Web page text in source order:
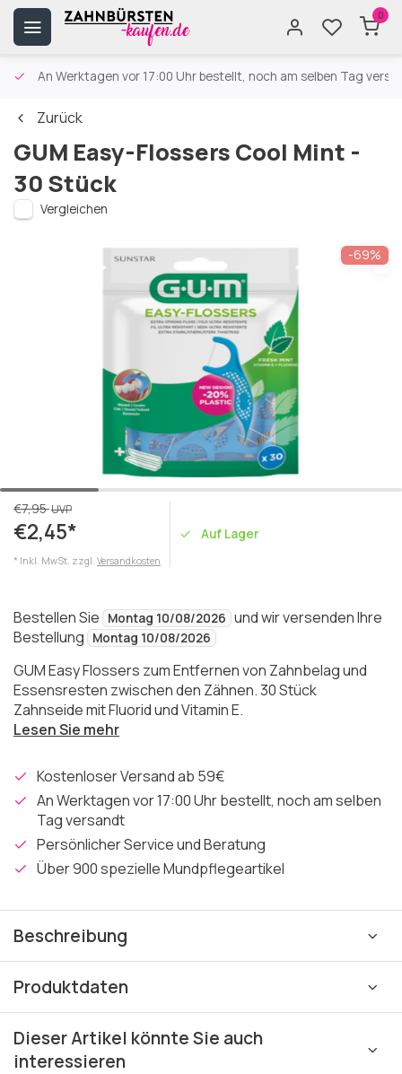
0
An Werktagen vor 17:00 Uhr bestellt, noch am selben Tag
Zurück
GUM Easy-Flossers Cool Mint -
30 Stück
Vergleichen
-69%
€7,95UVP
€2,45*
* Inkl. MwSt. zzgl. Versandkosten
Auf Lager
Bestellen Sie Montag 10/08/2026 und wir versenden Ihre
Bestellung
Montag 10/08/2026
GUM Easy Flossers zum Entfernen von Zahnbelag und
Essensresten zwischen den Zähnen. 30 Stück
Zahnseide mit Fluorid und Vitamin E.
Lesen Sie mehr
Kostenloser Versand ab 59€
An Werktagen vor 17:00 Uhr bestellt, noch am selben
Tag versandt
Persönlicher Service und Beratung
Über 900 spezielle Mundpflegeartikel
Beschreibung
Produktdaten
Dieser Artikel könnte Sie auch
interessieren